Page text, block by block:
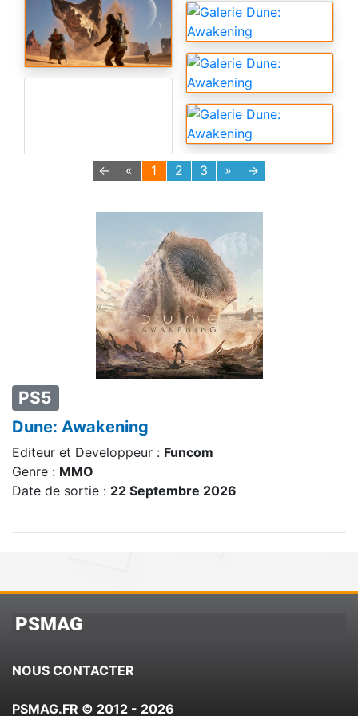
PS5
Dune: Awakening
Editeur et Developpeur : Funcom
Genre : MMO
Date de sortie : 22 Septembre 2026
← « 1 2 3 » →
PSMAG
NOUS CONTACTER
PSMAG.FR © 2012 - 2026